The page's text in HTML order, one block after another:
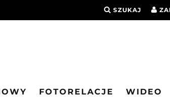
SZUKAJ
FOTORELACJE WIDEO